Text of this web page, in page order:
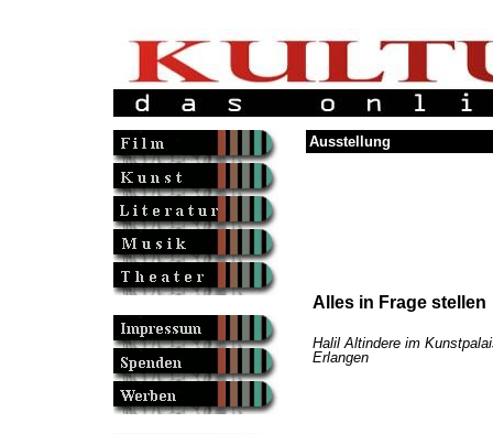
Ausstellung
Alles in Frage stellen
Halil Altindere im
Erlangen